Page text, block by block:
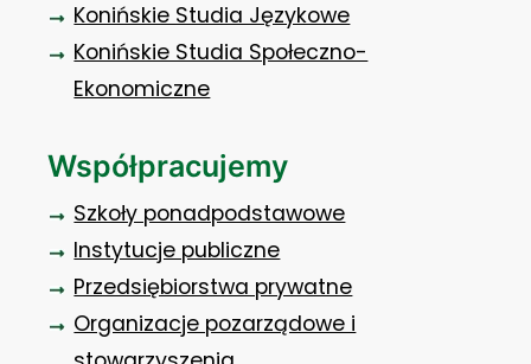
Konińskie Studia Językowe
Konińskie Studia Społeczno-
Ekonomiczne
Współpracujemy
Szkoły ponadpodstawowe
Instytucje publiczne
Przedsiębiorstwa prywatne
Organizacje pozarządowe i